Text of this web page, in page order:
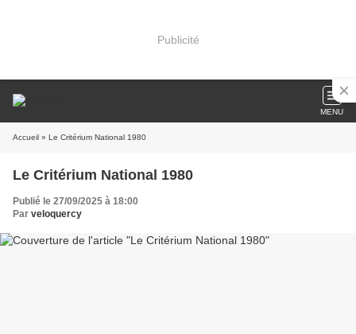
Publicité
MENU
Accueil » Le Critérium National 1980
Le Critérium National 1980
Publié le 27/09/2025 à 18:00
Par veloquercy